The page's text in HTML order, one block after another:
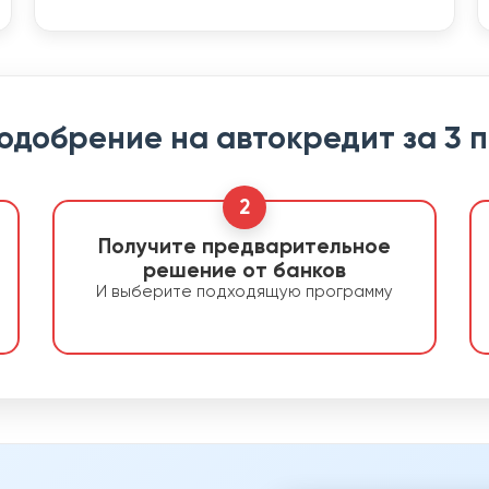
на автокредит за 3
2
Получите предварительное
решение от банков
И выберите подходящую программу